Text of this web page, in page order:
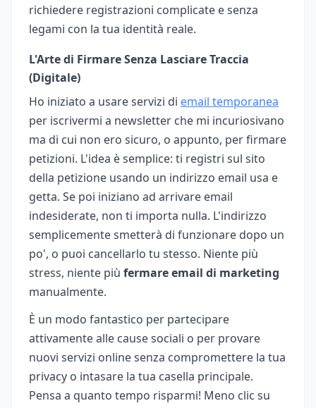
richiedere registrazioni complicate e senza
legami con la tua identità reale.
L'Arte di Firmare Senza Lasciare Traccia
(Digitale)
Ho iniziato a usare servizi di email temporanea
per iscrivermi a newsletter che mi incuriosivano
ma di cui non ero sicuro, o appunto, per firmare
petizioni. L'idea è semplice: ti registri sul sito
della petizione usando un indirizzo email usa e
getta. Se poi iniziano ad arrivare email
indesiderate, non ti importa nulla. L'indirizzo
semplicemente smetterà di funzionare dopo un
po', o puoi cancellarlo tu stesso. Niente più
stress, niente più fermare email di marketing
manualmente.
È un modo fantastico per partecipare
attivamente alle cause sociali o per provare
nuovi servizi online senza compromettere la tua
privacy o intasare la tua casella principale.
Pensa a quanto tempo risparmi! Meno clic su